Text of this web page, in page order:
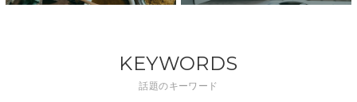
KEYWORDS
話題のキーワード